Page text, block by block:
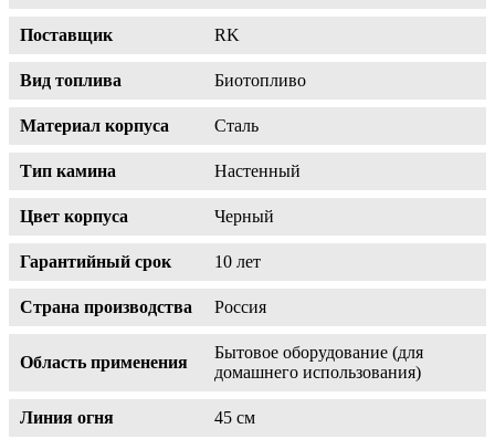
Поставщик RK
Вид топлива Биотопливо
Материал корпуса Сталь
Тип камина Настенный
Цвет корпуса Черный
Гарантийный срок 10 лет
Страна производства Россия
Область применения
Бытовое оборудование (для
домашнего использования)
Линия огня 45 см